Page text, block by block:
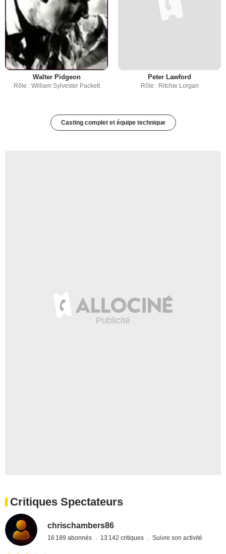
Walter Pidgeon
Rôle : William Sylvester Packett
Peter Lawford
Rôle : Ritchie Lorgan
Casting complet et équipe technique
Critiques Spectateurs
chrischambers86
16 189 abonnés 13 142 critiques Suivre son activité